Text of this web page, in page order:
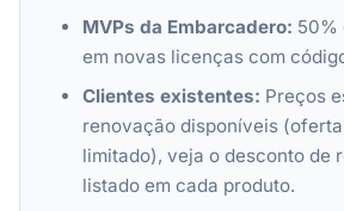
MVPs da Embarcadero: 50%
em novas licenças com
Clientes existentes: Preços
renovação disponíveis
limitado), veja o desconto de
listado em cada produto.